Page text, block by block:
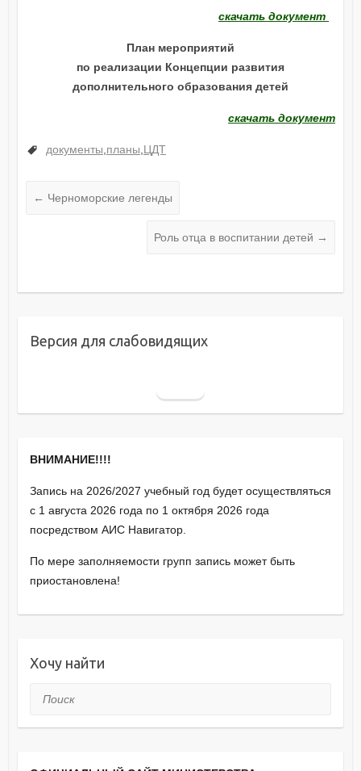
скачать документ
План мероприятий
по реализации Концепции развития
дополнительного образования детей
скачать документ
документы планы ЦДТ
← Черноморские легенды
Роль отца в воспитании детей →
Версия для слабовидящих
ВНИМАНИЕ!!!!
Запись на 2026/2027 учебный год будет осуществляться
с 1 августа 2026 года по 1 октября 2026 года
посредством АИС Навигатор.
По мере заполняемости групп запись может быть
приостановлена!
Хочу найти
Поиск